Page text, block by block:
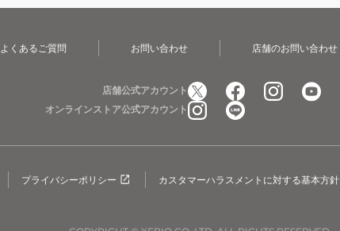
よくあるご質問 お問い合わせ 店舗のお問い合わせ
店舗公式アカウント
オンラインストア公式アカウント
プライバシーポリシー カスタマーハラスメントに対する基本方針